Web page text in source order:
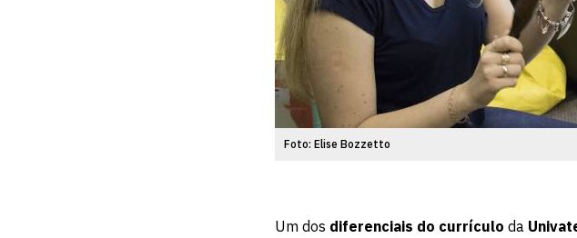
Foto: Elise Bozzetto
Um dos diferenciais do currículo da